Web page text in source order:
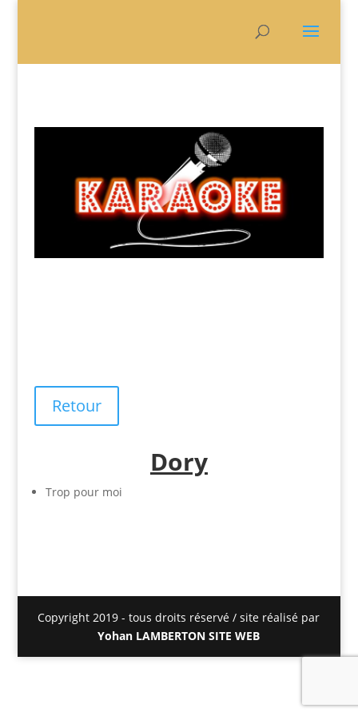
Retour
Dory
Trop pour moi
Copyright 2019 - tous droits réservé / site réalisé par
Yohan LAMBERTON SITE WEB